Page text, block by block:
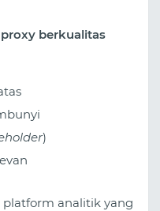
berkualitas
)
platform analitik yang